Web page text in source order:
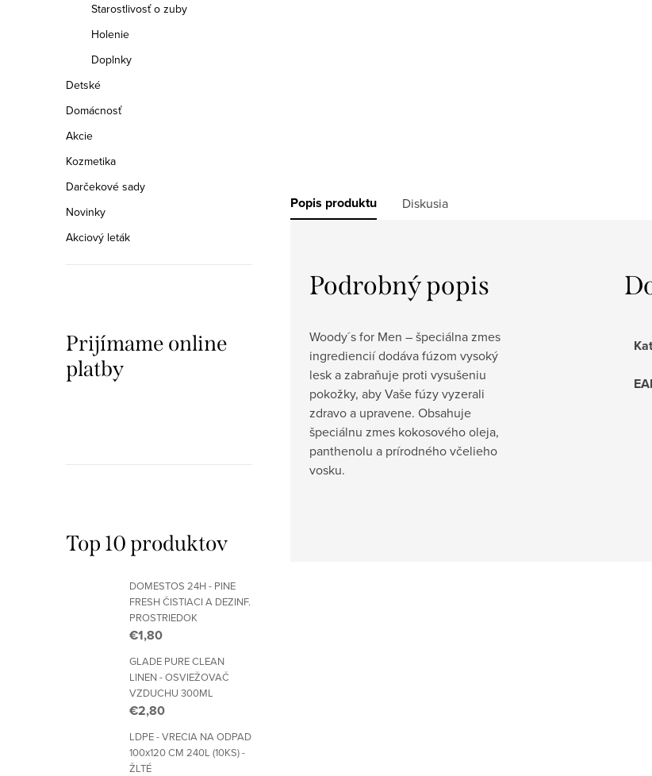
Starostlivosť o zuby
Holenie
Doplnky
Detské
Domácnosť
Akcie
Kozmetika
Darčekové sady
Novinky
Akciový leták
Prijímame online
platby
Top 10 produktov
DOMESTOS 24H - PINE
FRESH ČISTIACI A DEZINF.
PROSTRIEDOK
€1,80
GLADE PURE CLEAN
LINEN - OSVIEŽOVAČ
VZDUCHU 300ML
€2,80
LDPE - VRECIA NA ODPAD
100x120 CM 240L (10KS) -
ŽLTÉ
Popis produktu Diskusia
Podrobný popis
Woody´s for Men – špeciálna zmes
ingrediencií dodáva fúzom vysoký
lesk a zabraňuje proti vysušeniu
pokožky, aby Vaše fúzy vyzerali
zdravo a upravene. Obsahuje
špeciálnu zmes kokosového oleja,
panthenolu a prírodného včelieho
vosku.